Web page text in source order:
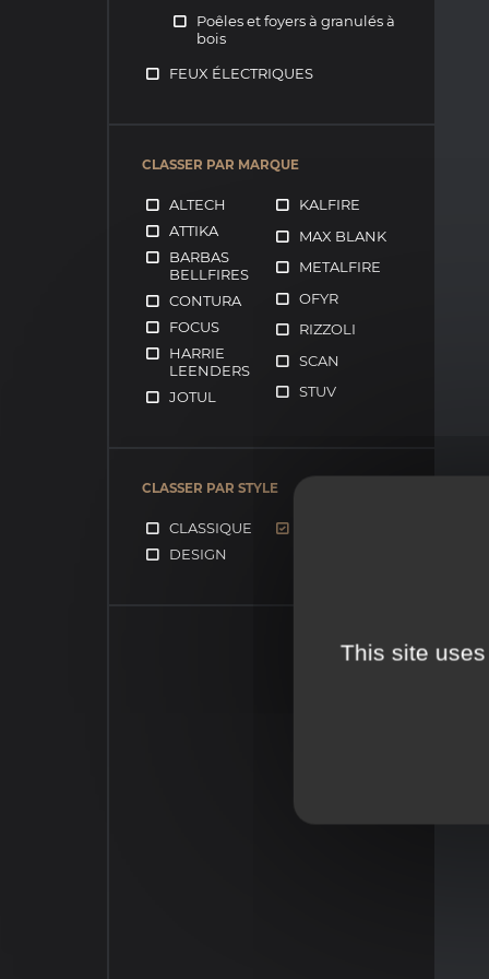
Poêles et foyers à granulés à
bois
FEUX ÉLECTRIQUES
CLASSER PAR MARQUE
ALTECH
ATTIKA
BARBAS
BELLFIRES
CONTURA
FOCUS
HARRIE
LEENDERS
JOTUL
KALFIRE
MAX BLANK
METALFIRE
OFYR
RIZZOLI
SCAN
STUV
CLASSER PAR STYLE
CLASSIQUE
DESIGN
This site